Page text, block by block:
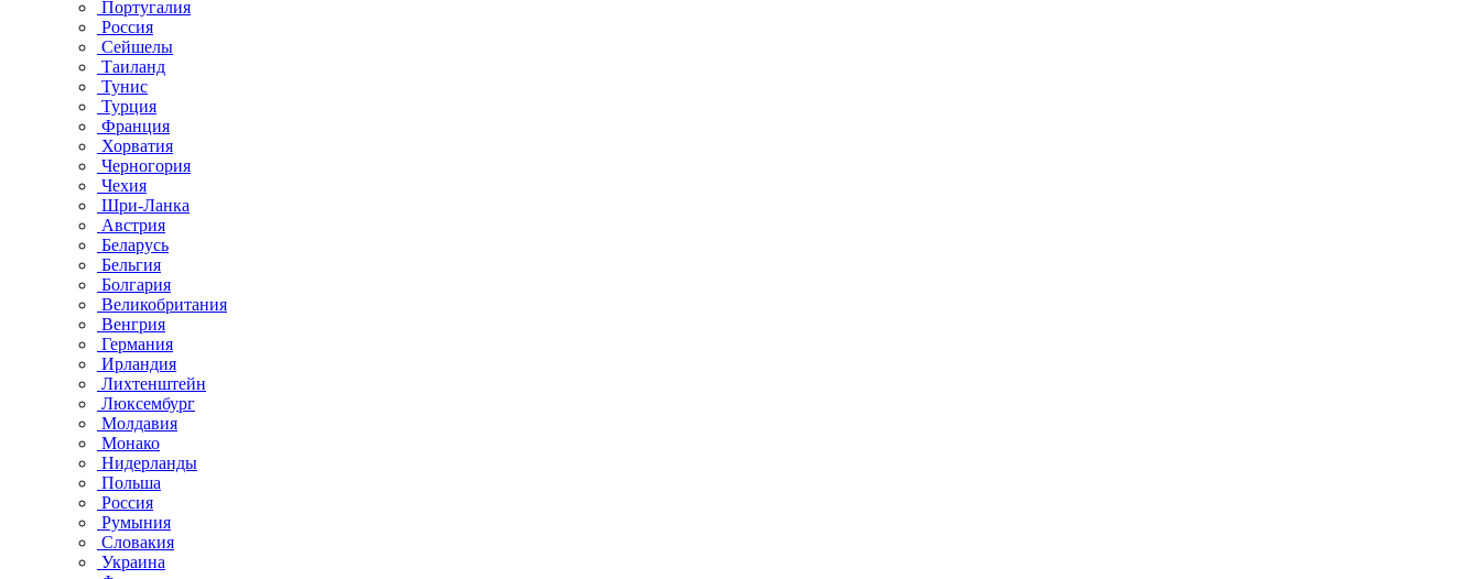
Португалия
Россия
Сейшелы
Таиланд
Тунис
Турция
Франция
Хорватия
Черногория
Чехия
Шри-Ланка
Австрия
Беларусь
Бельгия
Болгария
Великобритания
Венгрия
Германия
Ирландия
Лихтенштейн
Люксембург
Молдавия
Монако
Нидерланды
Польша
Россия
Румыния
Словакия
Украина